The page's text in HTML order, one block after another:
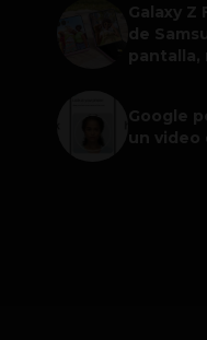
Galaxy
de
pantalla,
Google
un video